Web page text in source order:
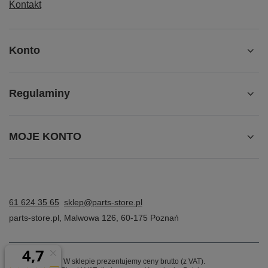
przegrzewania
Kontakt
Konto
Regulaminy
MOJE KONTO
61 624 35 65 sklep@parts-store.pl
parts-store.pl
Malwowa 126 60-175 Poznań
W sklepie prezentujemy ceny brutto (z VAT).